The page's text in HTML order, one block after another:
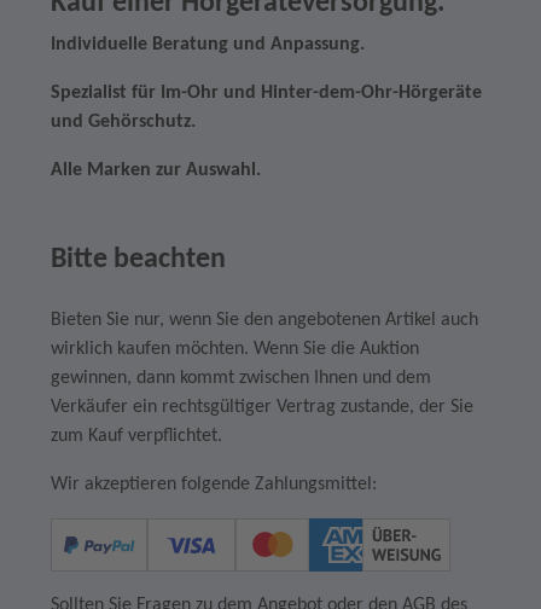
Individuelle Beratung und Anpassung.
Spezialist für Im-Ohr und Hinter-dem-Ohr-Hörgeräte
und Gehörschutz.
Alle Marken zur Auswahl.
Bitte beachten
Bieten Sie nur, wenn Sie den angebotenen Artikel auch
wirklich kaufen möchten. Wenn Sie die Auktion
gewinnen, dann kommt zwischen Ihnen und dem
Verkäufer ein rechtsgültiger Vertrag zustande, der Sie
zum Kauf verpflichtet.
Wir akzeptieren folgende Zahlungsmittel: